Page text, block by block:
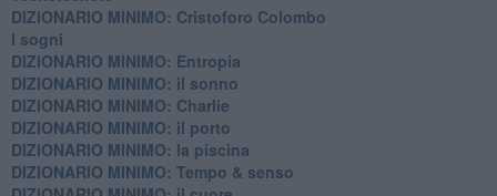
DIZIONARIO MINIMO: Cristoforo Colombo
I sogni
DIZIONARIO MINIMO: Entropia
DIZIONARIO MINIMO: il sonno
DIZIONARIO MINIMO: Charlie
DIZIONARIO MINIMO: il porto
DIZIONARIO MINIMO: la piscina
DIZIONARIO MINIMO: Tempo & senso